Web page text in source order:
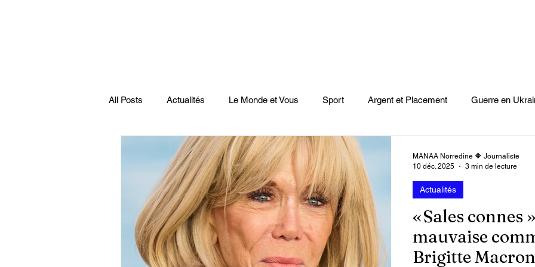
All Posts Actualités Le Monde et Vous Sport Argent et Placement Guerre en
économie française Cinéma Scènes
Musiques Science Podcasts Mode Coupe du monde Rugby
Disparitions Actualités Culture Voyages Climat Vidéos Le Monde des
« Sales connes
mauvaise
Brigitte Macron
Actualités
MANAA Norredine 🔶 Journaliste
10 déc. 2025
3 min de lecture